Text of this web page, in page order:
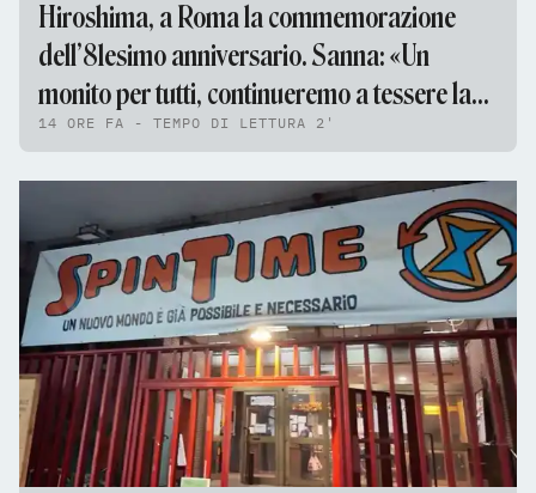
Hiroshima, a Roma la commemorazione
dell’81esimo anniversario. Sanna: «Un
monito per tutti, continueremo a tessere la
tela della pace»
14 ORE FA - TEMPO DI LETTURA 2'